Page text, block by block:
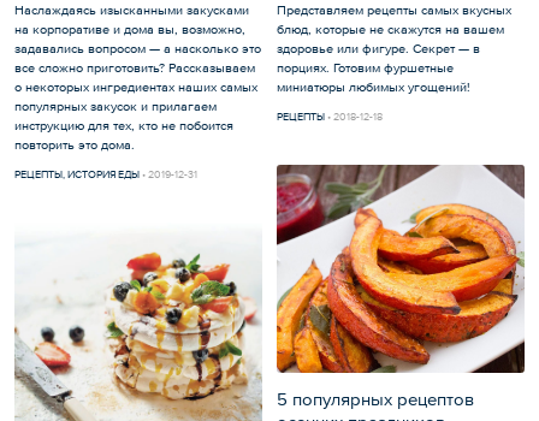
Наслаждаясь изысканными закусками
на корпоративе и дома вы, возможно,
задавались вопросом — а насколько это
все сложно приготовить? Рассказываем
о некоторых ингредиентах наших самых
популярных закусок и прилагаем
инструкцию для тех, кто не побоится
повторить это дома.
РЕЦЕПТЫ, ИСТОРИЯ ЕДЫ 2019-12-31
Представляем рецепты самых вкусных
блюд, которые не скажутся на вашем
здоровье или фигуре. Секрет — в
порциях. Готовим фуршетные
миниатюры любимых угощений!
РЕЦЕПТЫ 2018-12-18
5 популярных рецептов